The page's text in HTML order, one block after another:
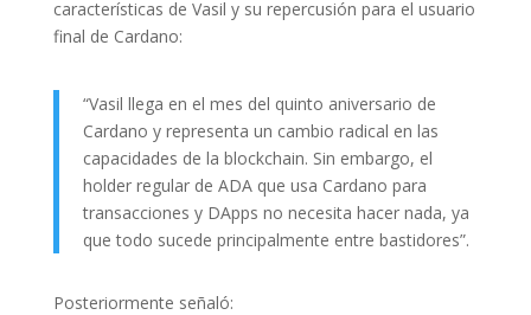
características de Vasil y su repercusión para el usuario
final de Cardano:
“Vasil llega en el mes del quinto aniversario de
Cardano y representa un cambio radical en las
capacidades de la blockchain. Sin embargo, el
holder regular de ADA que usa Cardano para
transacciones y DApps no necesita hacer nada, ya
que todo sucede principalmente entre bastidores”.
Posteriormente señaló: